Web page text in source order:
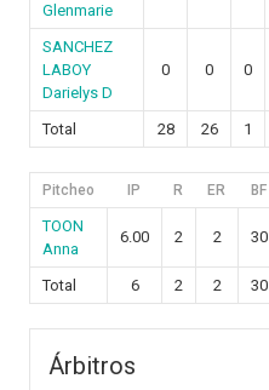
Glenmarie
SANCHEZ
LABOY
Darielys D
0 0 0
Total 28 26 1
Pitcheo IP R ER BF
TOON
Anna
6.00 2 2 30
Total 6 2 2 30
Árbitros